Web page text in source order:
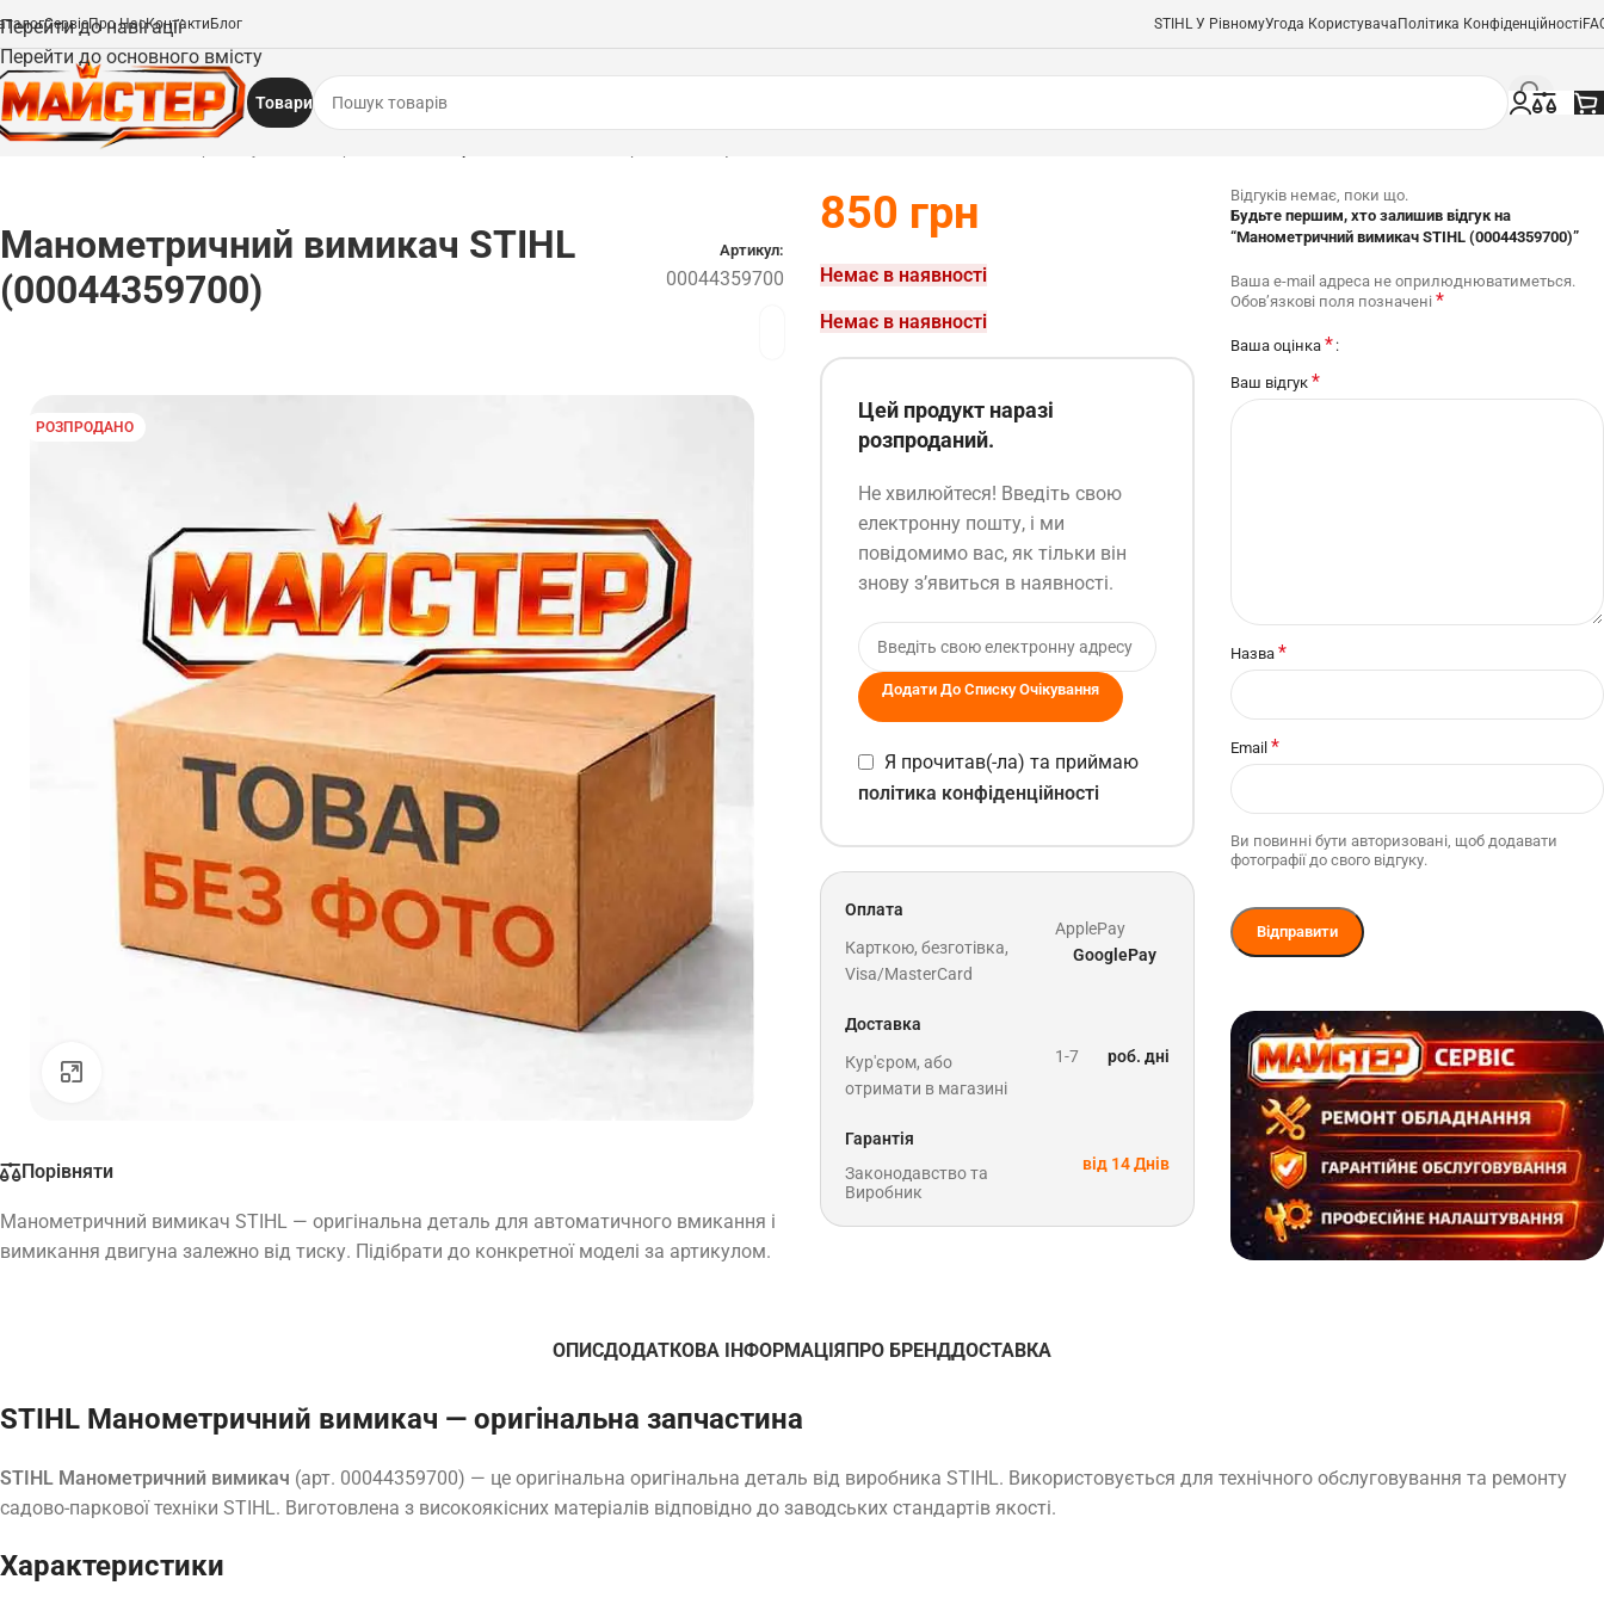
Перейти до навігації
Перейти до основного вмісту
СервісПро НасКонтакти Блог STIHL У РівномуУгода Користувача Політика Конфіденційності
Товари
Запчастини
Манометричний вимикач STIHL
(00044359700)
Артикул:
00044359700
РОЗПРОДАНО
Порівняти
Манометричний вимикач STIHL — оригінальна деталь для автоматичного вмикання і
вимикання двигуна залежно від тиску. Підібрати до конкретної моделі за артикулом.
850 грн
Немає в наявності
Немає в наявності
Цей продукт наразі
розпроданий.
Не хвилюйтеся! Введіть свою
електронну пошту, і ми
повідомимо вас, як тільки він
знову з’явиться в наявності.
Додати До Списку Очікування
Я прочитав(-ла) та приймаю
політика конфіденційності
Оплата
Карткою, безготівка,
Visa/MasterCard
ApplePay
GooglePay
Доставка
Кур'єром, або
отримати в магазині
1-7 роб. дні
Гарантія
Законодавство та
Виробник
від 14 Днів
Відгуків немає, поки що.
Будьте першим, хто залишив відгук на
“Манометричний вимикач STIHL (00044359700)”
Ваша e-mail адреса не оприлюднюватиметься.
Обов’язкові поля позначені *
Ваша оцінка *
Ваш відгук *
Назва *
Email *
Ви повинні бути авторизовані, щоб додавати
фотографії до свого відгуку.
ОПИСДОДАТКОВА ІНФОРМАЦІЯПРО БРЕНДДОСТАВКА
STIHL Манометричний вимикач — оригінальна запчастина
STIHL Манометричний вимикач (арт. 00044359700) — це оригінальна оригінальна деталь від виробника STIHL. Використовується для технічного обслуговування та ремонту
садово-паркової техніки STIHL. Виготовлена з високоякісних матеріалів відповідно до заводських стандартів якості.
Характеристики